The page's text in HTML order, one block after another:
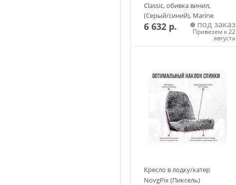
Classic, обивка винил,
(Серый/синий), Marine
Rocket
6 632 р. под заказ
Привезем к 22
августа
Кресло в лодку/катер
NovgPix (Пиксель)